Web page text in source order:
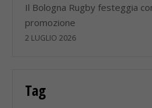
Il Bologna Rugby festeggia
promozione
2 LUGLIO 2026
Tag